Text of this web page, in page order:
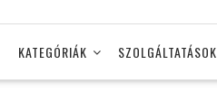
KATEGÓRIÁK SZOLGÁLTATÁSOK